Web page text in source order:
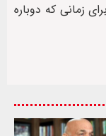
زمانی که دوباره